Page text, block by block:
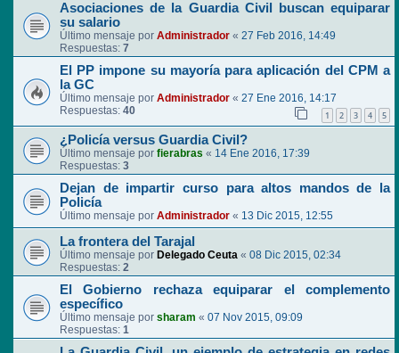
Asociaciones de la Guardia Civil buscan equiparar
su salario
Último mensaje por Administrador « 27 Feb 2016, 14:49
Respuestas: 7
El PP impone su mayoría para aplicación del CPM a
la GC
Último mensaje por Administrador « 27 Ene 2016, 14:17
Respuestas: 40 1 2 3 4 5
¿Policía versus Guardia Civil?
Último mensaje por fierabras « 14 Ene 2016, 17:39
Respuestas: 3
Dejan de impartir curso para altos mandos de la
Policía
Último mensaje por Administrador « 13 Dic 2015, 12:55
La frontera del Tarajal
Último mensaje por Delegado Ceuta « 08 Dic 2015, 02:34
Respuestas: 2
El Gobierno rechaza equiparar el complemento
específico
Último mensaje por sharam « 07 Nov 2015, 09:09
Respuestas: 1